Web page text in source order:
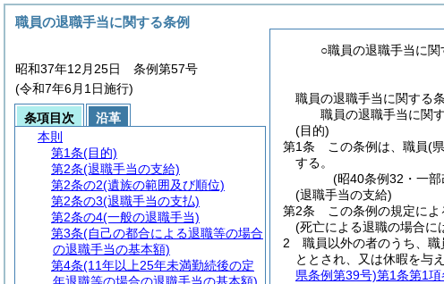
○職員の退職手当に関
職員の退職手当に関する
職員の退職手当に関
(目的)
第1条
この条例は、職員(
する。
(昭40条例32・一部
(退職手当の支給)
第2条
この条例の規定によ
(死亡による退職の場合に
2
職員以外の者のうち、
ととされ、又は休暇を与
県条例第39号)第1条第1項
職員の退職手当に関する条例
昭和37年12月25日 条例第57号
(令和7年6月1日施行)
条項目次
沿革
本則
第1条(目的)
第2条(退職手当の支給)
第2条の2(遺族の範囲及び順位)
第2条の3(退職手当の支払)
第2条の4(一般の退職手当)
第3条(自己の都合による退職等の場合
の退職手当の基本額)
第4条(11年以上25年未満勤続後の定